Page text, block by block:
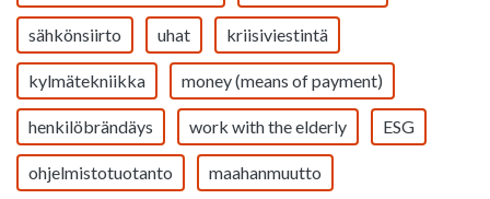
sähkönsiirto uhat kriisiviestintä
kylmätekniikka money (means of payment)
henkilöbrändäys work with the elderly ESG
ohjelmistotuotanto maahanmuutto